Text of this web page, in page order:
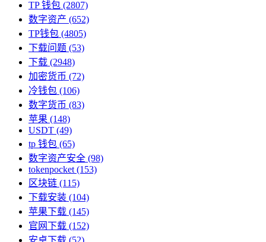
TP 钱包 (2807)
数字资产 (652)
TP钱包 (4805)
下载问题 (53)
下载 (2948)
加密货币 (72)
冷钱包 (106)
数字货币 (83)
苹果 (148)
USDT (49)
tp 钱包 (65)
数字资产安全 (98)
tokenpocket (153)
区块链 (115)
下载安装 (104)
苹果下载 (145)
官网下载 (152)
安卓下载 (52)